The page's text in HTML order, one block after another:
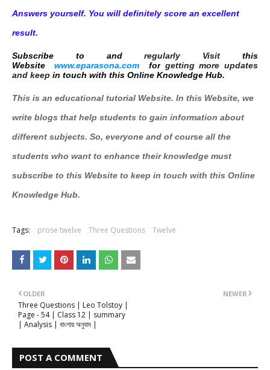
Answers yourself. You will definitely score an excellent
result.
Subscribe to andregularly Visitthis
Website
www.eparasona.com forgetting more updates
and keep in touch with this Online Knowledge Hub.
This is an educational tutorial Website. In this Website, we
write blogs that help students to gain information about
different subjects. So, everyone and of course all the
students who want to enhance their knowledge must
subscribe to this Website to keep in touch with this Online
Knowledge Hub.
Tags: prose twelve Three Questions Twelve
NEWER
OLDER
Three Questions | Leo Tolstoy |
Page - 54 | Class 12 | summary
| Analysis | বাংলায় অনুবাদ |
POST A COMMENT